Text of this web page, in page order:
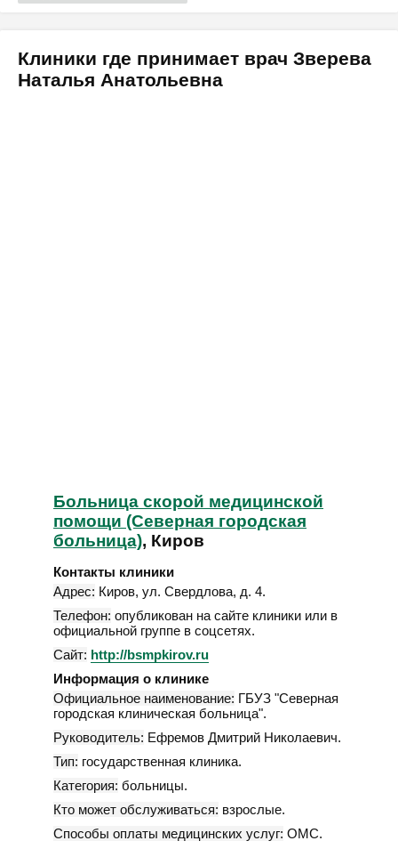
Клиники где принимает врач Зверева
Наталья Анатольевна
Больница скорой медицинской
помощи (Северная городская
больница), Киров
Контакты клиники
Адрес: Киров, ул. Свердлова, д. 4.
Телефон: опубликован на сайте клиники или в
официальной группе в соцсетях.
Сайт: http://bsmpkirov.ru
Информация о клинике
Официальное наименование: ГБУЗ "Северная
городская клиническая больница".
Руководитель: Ефремов Дмитрий Николаевич.
Тип: государственная клиника.
Категория: больницы.
Кто может обслуживаться: взрослые.
Способы оплаты медицинских услуг: ОМС.